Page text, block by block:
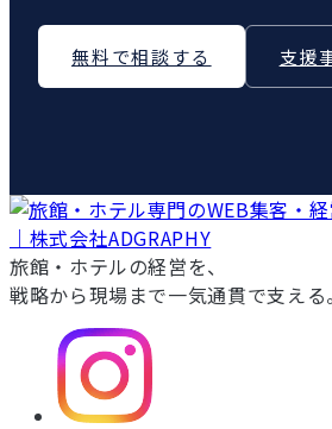
無料で相談する 支援
旅館・ホテルの経営を、
戦略から現場まで一気通貫で支える。